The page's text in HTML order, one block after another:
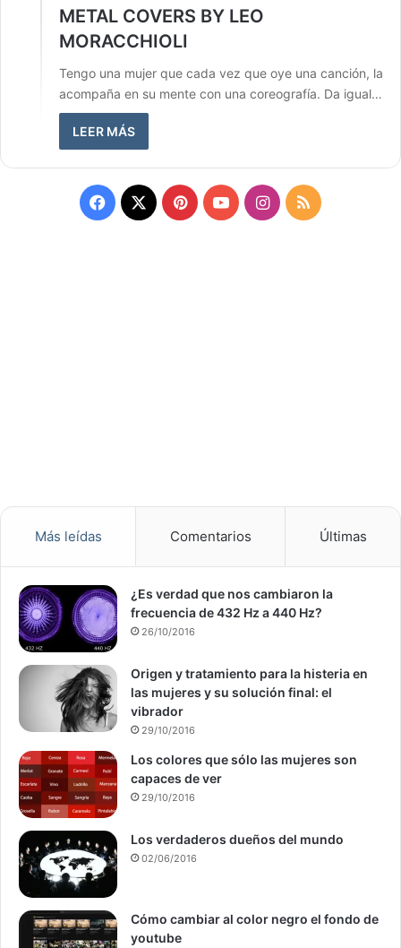
METAL COVERS BY LEO
MORACCHIOLI
Tengo una mujer que cada vez que oye una canción, la
acompaña en su mente con una coreografía. Da igual…
LEER MÁS
Facebook
X PinterestYouTubeInstagram
RSS
Más leídas Comentarios Últimas
¿Es verdad que nos cambiaron la
frecuencia de 432 Hz a 440 Hz?
26/10/2016
Origen y tratamiento para la histeria en
las mujeres y su solución final: el
vibrador
29/10/2016
Los colores que sólo las mujeres son
capaces de ver
29/10/2016
Los verdaderos dueños del mundo
02/06/2016
Cómo cambiar al color negro el fondo de
youtube